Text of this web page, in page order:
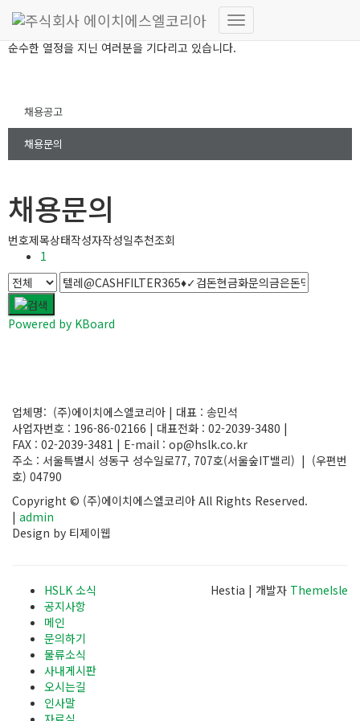
내
글
RECRUIT
순수한 열정을 지닌 여러분을 기다리고 있습니다.
채용공고
채용문의
채용문의
번호제목상태작성자작성일추천조회
1
Powered by KBoard
업체명: (주)에이치에스엘코리아 | 대표 : 송민석
사업자번호 : 196-86-02166 | 대표전화 : 02-2039-3480 |
FAX : 02-2039-3481 | E-mail : op@hslk.co.kr
주소 : 서울특별시 성동구 성수일로77, 707호(서울숲IT밸리) | (우편번
호) 04790
Copyright © (주)에이치에스엘코리아 All Rights Reserved.
| admin
Design by 티제이웹
HSLK 소식
공지사항
메인
문의하기
물류소식
사내게시판
오시는길
인사말
Hestia | 개발자 ThemeIsle